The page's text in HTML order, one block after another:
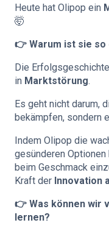
Heute hat Olipop ein
🤯
👉 Warum ist sie
Die
in Marktstörung.
Es geht nicht darum,
bekämpfen, sondern
Indem Olipop die
gesünderen
beim Geschmack
Kraft der Innovation
👉 Was können wir
lernen?